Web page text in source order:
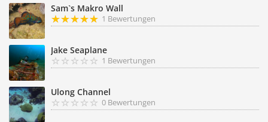
Sam`s Makro Wall
1 Bewertungen
Jake Seaplane
1 Bewertungen
Ulong Channel
0 Bewertungen